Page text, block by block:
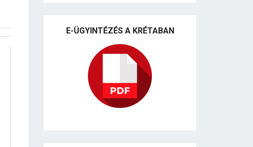
E-ÜGYINTÉZÉS A KRÉTABAN